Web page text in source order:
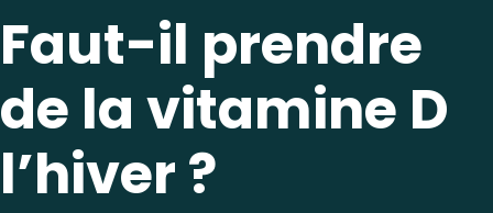
Faut-il prendre
de la vitamine D
l’hiver ?